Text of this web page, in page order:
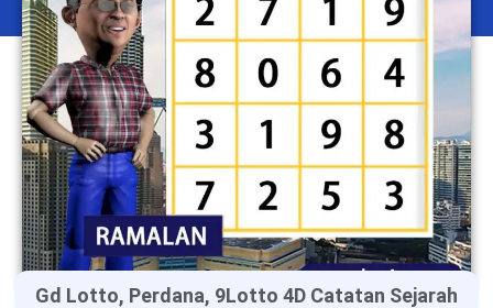
Gd Lotto, Perdana, 9Lotto 4D Catatan Sejarah